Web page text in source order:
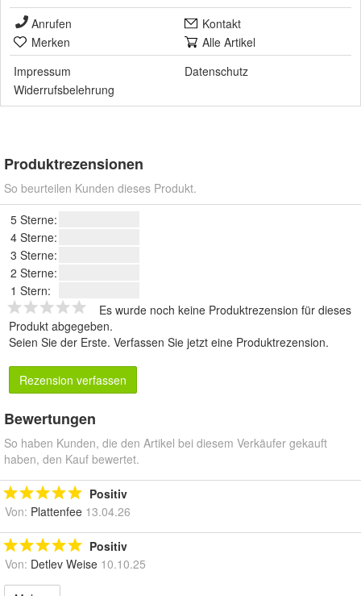
Anrufen
Kontakt
Merken
Alle Artikel
Impressum
Datenschutz
Widerrufsbelehrung
Produktrezensionen
So beurteilen Kunden dieses Produkt.
5 Sterne:
4 Sterne:
3 Sterne:
2 Sterne:
1 Stern:
Es wurde noch keine Produktrezension für dieses
Produkt abgegeben.
Seien Sie der Erste. Verfassen Sie jetzt eine Produktrezension.
Rezension verfassen
Bewertungen
So haben Kunden, die den Artikel bei diesem Verkäufer gekauft
haben, den Kauf bewertet.
Positiv
Von: Plattenfee 13.04.26
Positiv
Von: Detlev Weise 10.10.25